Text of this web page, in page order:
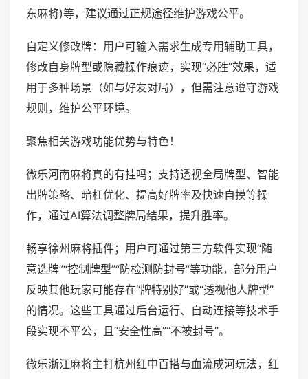
东麻将)等，建议通过正规途径维护游戏公平。
自定义修改牌：用户可输入需求生成专用辅助工具，
修改自身牌型或隐藏操作痕迹，实现“必胜”效果，适
用于多种场景（如与好友对局），但需注意遵守游戏
规则，维护公平环境。
聚焦相关游戏功能优势与特色！
微乐河南麻将真的有挂吗；支持透视全局牌型、智能
出牌策略、暗杠优化、提高好牌率及快速自摸等操
作，通过AI算法调整牌局结果，提升胜率。
畅享徐州麻将插件；用户可通过第三方软件实现“随
意选牌”“控制牌型”“防检测防封号”等功能，部分用户
反映其他玩家可能存在“牌特别好”或“透视他人牌型”
的情况。这些工具通过后台运行、自动连接等技术手
段实现不平公，且“安全性高”“不被封号”。
微乐浙江麻将主打杭州红中百搭与血流成河玩法，红